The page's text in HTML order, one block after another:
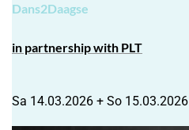
Dans2Daagse
in partnership with PLT
Sa 14.03.2026 + So 15.03.2026